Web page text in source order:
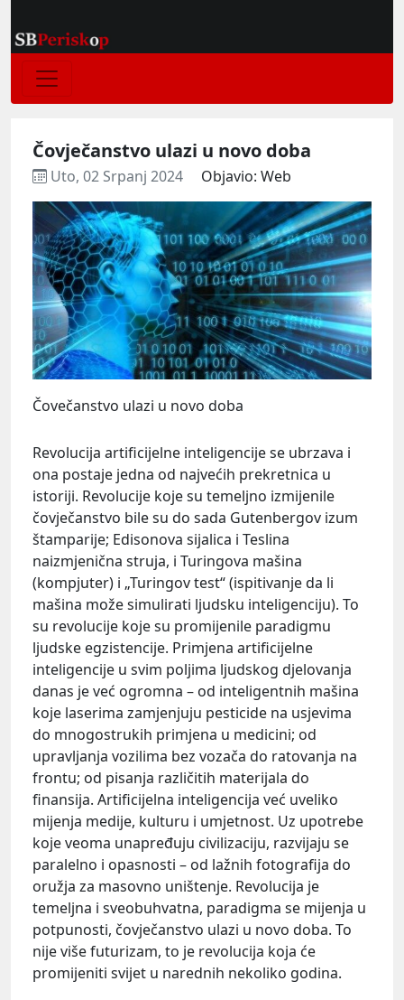
Čovječanstvo ulazi u novo doba
Uto, 02 Srpanj 2024 Objavio: Web
Čovečanstvo ulazi u novo doba
Revolucija artificijelne inteligencije se ubrzava i
ona postaje jedna od najvećih prekretnica u
istoriji. Revolucije koje su temeljno izmijenile
čovječanstvo bile su do sada Gutenbergov izum
štamparije; Edisonova sijalica i Teslina
naizmjenična struja, i Turingova mašina
(kompjuter) i „Turingov test“ (ispitivanje da li
mašina može simulirati ljudsku inteligenciju). To
su revolucije koje su promijenile paradigmu
ljudske egzistencije. Primjena artificijelne
inteligencije u svim poljima ljudskog djelovanja
danas je već ogromna – od inteligentnih mašina
koje laserima zamjenjuju pesticide na usjevima
do mnogostrukih primjena u medicini; od
upravljanja vozilima bez vozača do ratovanja na
frontu; od pisanja različitih materijala do
finansija. Artificijelna inteligencija već uveliko
mijenja medije, kulturu i umjetnost. Uz upotrebe
koje veoma unapređuju civilizaciju, razvijaju se
paralelno i opasnosti – od lažnih fotografija do
oružja za masovno uništenje. Revolucija je
temeljna i sveobuhvatna, paradigma se mijenja u
potpunosti, čovječanstvo ulazi u novo doba. To
nije više futurizam, to je revolucija koja će
promijeniti svijet u narednih nekoliko godina.